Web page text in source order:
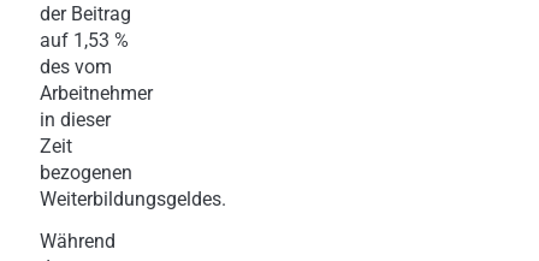
der Beitrag
auf 1,53 %
des vom
Arbeitnehmer
in dieser
Zeit
bezogenen
Weiterbildungsgeldes.
Während